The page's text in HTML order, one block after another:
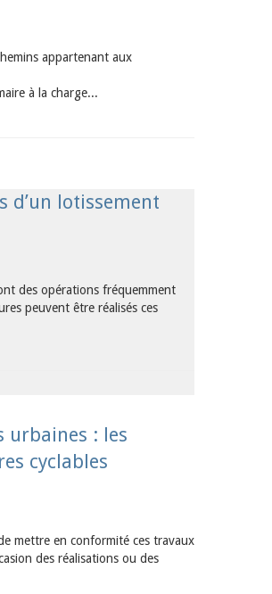
appartenant aux
à la charge...
d’un lotissement
des opérations fréquemment
peuvent être réalisés ces
urbaines : les
cyclables
mettre en conformité ces travaux
des réalisations ou des